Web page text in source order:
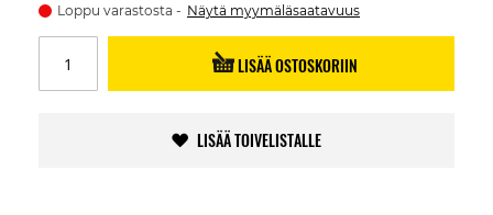
Loppu varastosta Näytä myymäläsaatavuus
LISÄÄ OSTOSKORIIN
LISÄÄ TOIVELISTALLE